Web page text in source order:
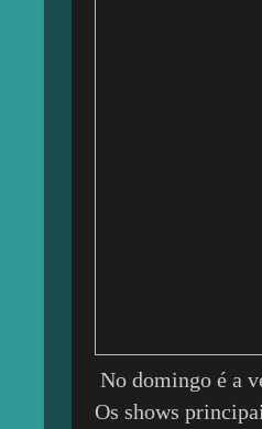
No domingo é a
Os shows